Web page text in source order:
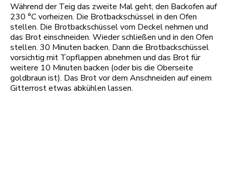
Während der Teig das zweite Mal geht, den Backofen auf
230 °C vorheizen. Die Brotbackschüssel in den Ofen
stellen. Die Brotbackschüssel vom Deckel nehmen und
das Brot einschneiden. Wieder schließen und in den Ofen
stellen. 30 Minuten backen. Dann die Brotbackschüssel
vorsichtig mit Topflappen abnehmen und das Brot für
weitere 10 Minuten backen (oder bis die Oberseite
goldbraun ist). Das Brot vor dem Anschneiden auf einem
Gitterrost etwas abkühlen lassen.